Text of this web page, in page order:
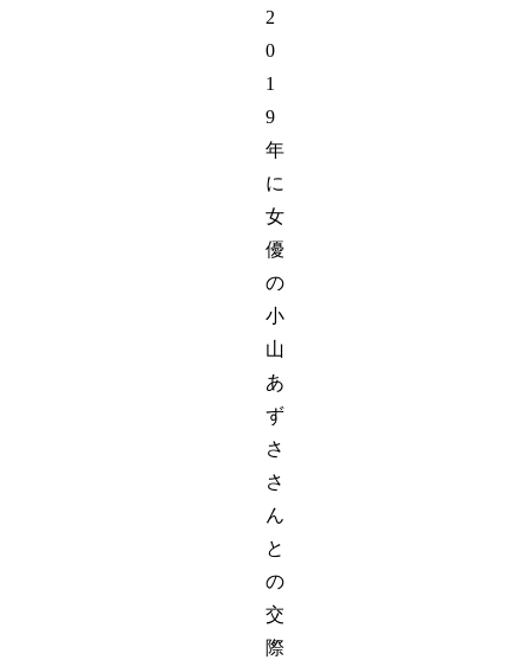
2
0
1
9
年
に
女
優
の
小
山
あ
ず
さ
さ
ん
と
の
交
際